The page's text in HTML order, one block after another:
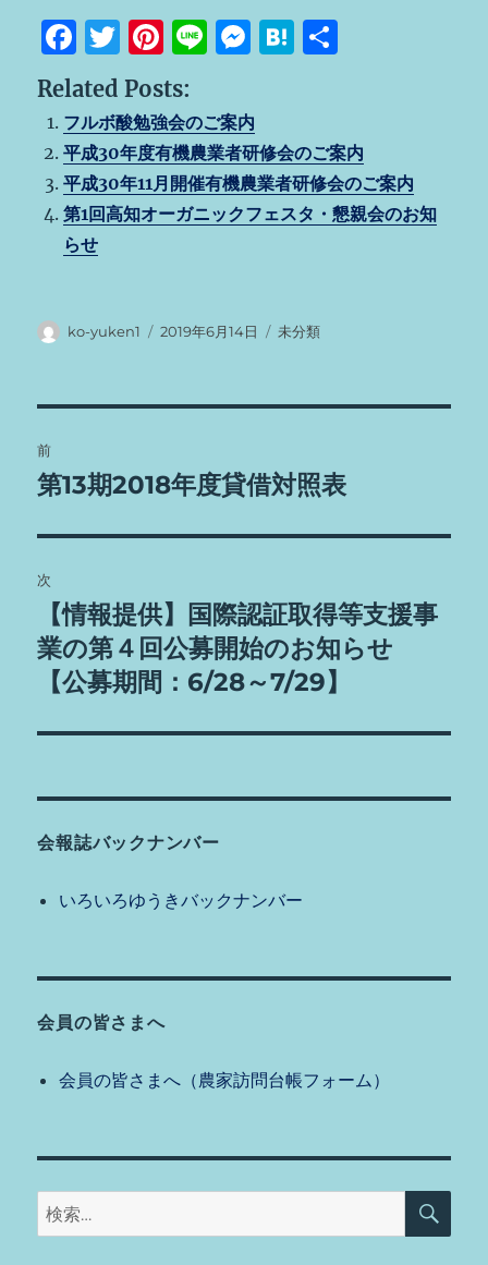
F
a
c
e
b
o
o
T
w
it
te
r
Pi
n
te
re
st
Li
e
M
ss
e
n
g
H
n
a
Related Posts:
フルボ酸勉強会のご案内
平成30年度有機農業者研修会のご案内
平成30年11月開催有機農業者研修会のご案内
第1回高知オーガニックフェスタ・懇親会のお知
らせ
投
ko-yuken1
投
2019年6月14日
カ
未分類
稿
ビ
ゲ
ー
シ
ン
前
前
投
稿:
第13期2018年度貸借対照表
次
の
投
【情報提供】国際認証取得等支援事
業の第４回公募開始のお知らせ
【公募期間：6/28～7/29】
会報誌バックナンバー
いろいろゆうきバックナンバー
会員の皆さまへ
会員の皆さまへ（農家訪問台帳フォーム）
検
索:
検